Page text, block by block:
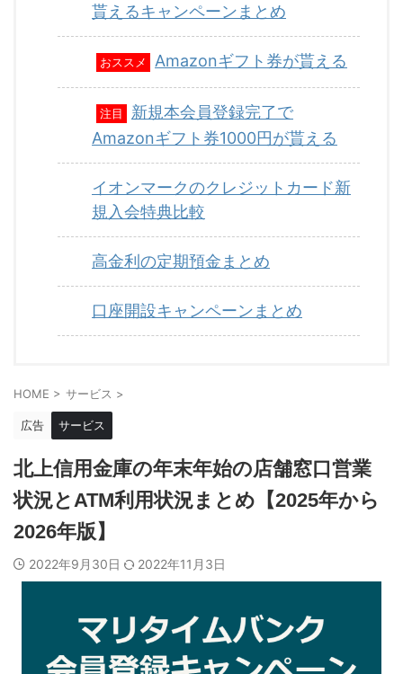
貰えるキャンペーンまとめ
おススメ Amazonギフト券が貰える
注目
新規本会員登録完了で
Amazonギフト券1000円が貰える
イオンマークのクレジットカード新
規入会特典比較
高金利の定期預金まとめ
口座開設キャンペーンまとめ
HOME > サービス >
広告 サービス
北上信用金庫の年末年始の店舗窓口営業
状況とATM利用状況まとめ【2025年から
2026年版】
2022年9月30日 2022年11月3日